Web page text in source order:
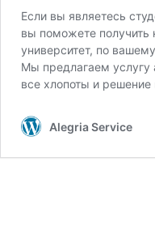
Если вы являетесь
вы поможете получить
университет, по
Мы предлагаем услугу
все хлопоты и решение
Alegria Service